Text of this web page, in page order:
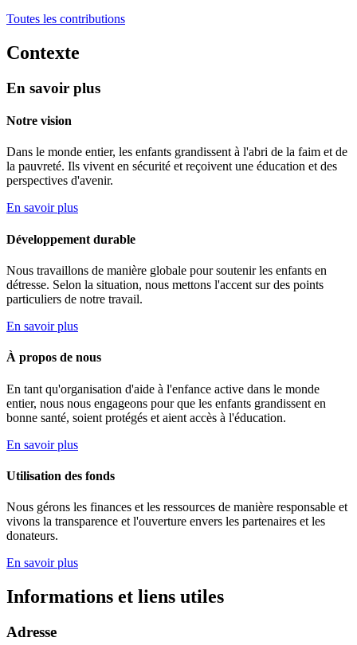
Toutes les contributions
Contexte
En savoir plus
Notre vision
Dans le monde entier, les enfants grandissent à l'abri de la faim et de
la pauvreté. Ils vivent en sécurité et reçoivent une éducation et des
perspectives d'avenir.
En savoir plus
Développement durable
Nous travaillons de manière globale pour soutenir les enfants en
détresse. Selon la situation, nous mettons l'accent sur des points
particuliers de notre travail.
En savoir plus
À propos de nous
En tant qu'organisation d'aide à l'enfance active dans le monde
entier, nous nous engageons pour que les enfants grandissent en
bonne santé, soient protégés et aient accès à l'éducation.
En savoir plus
Utilisation des fonds
Nous gérons les finances et les ressources de manière responsable et
vivons la transparence et l'ouverture envers les partenaires et les
donateurs.
En savoir plus
Informations et liens utiles
Adresse